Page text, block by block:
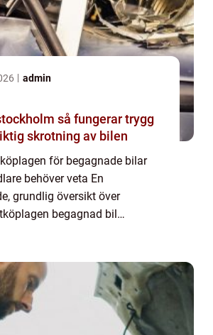
admin
fungerar trygg
skrotning av bilen
för begagnade bilar
behöver veta En
grundlig översikt över
begagnad bil
bilhand...